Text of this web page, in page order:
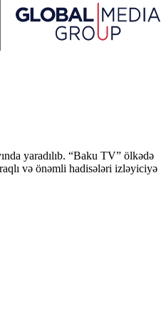
yaradılıb. “Baku TV” ölkədə
və önəmli hadisələri izləyiciyə